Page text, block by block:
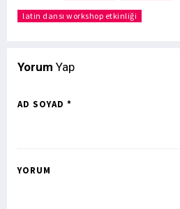
latin dansı workshop etkinliği
Yorum Yap
AD SOYAD *
YORUM